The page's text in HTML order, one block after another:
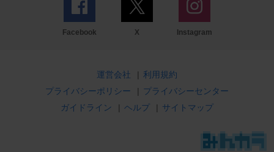
Facebook X Instagram
運営会社 | 利用規約
プライバシーポリシー
| プライバシーセンター
ガイドライン
| ヘルプ | サイトマップ